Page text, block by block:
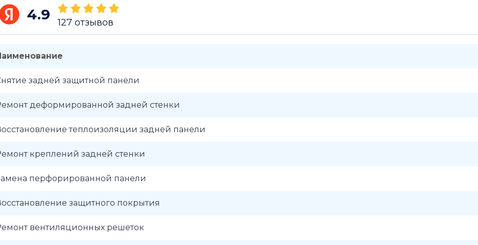
4.9 127 отзывов
задней защитной панели
деформированной задней стенки
теплоизоляции задней панели
креплений задней стенки
перфорированной панели
защитного покрытия
вентиляционных решеток